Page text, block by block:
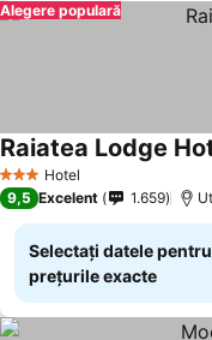
Alegere populară
3 SteleHotel
Raiatea Lodge
9,5 Excelent 1.659
Selectați datele
prețurile exacte